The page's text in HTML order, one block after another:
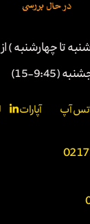
چهارشنبه ) از
(9:45-15)
آپ آپارات